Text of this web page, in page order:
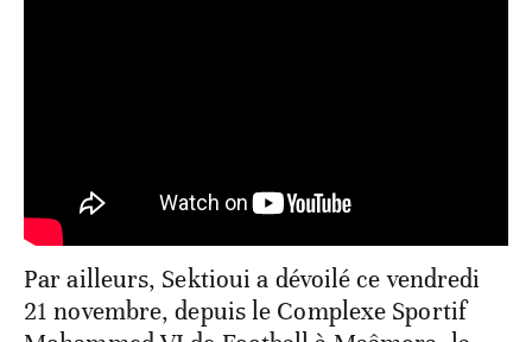
Par ailleurs, Sektioui a dévoilé ce vendredi
21 novembre, depuis le Complexe Sportif